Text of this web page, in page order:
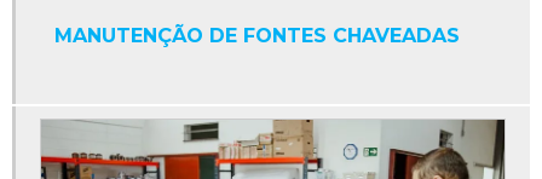
Display numérico industrial
Fonte chaveada 24v para clp
MANUTENÇÃO DE FONTES CHAVEADAS